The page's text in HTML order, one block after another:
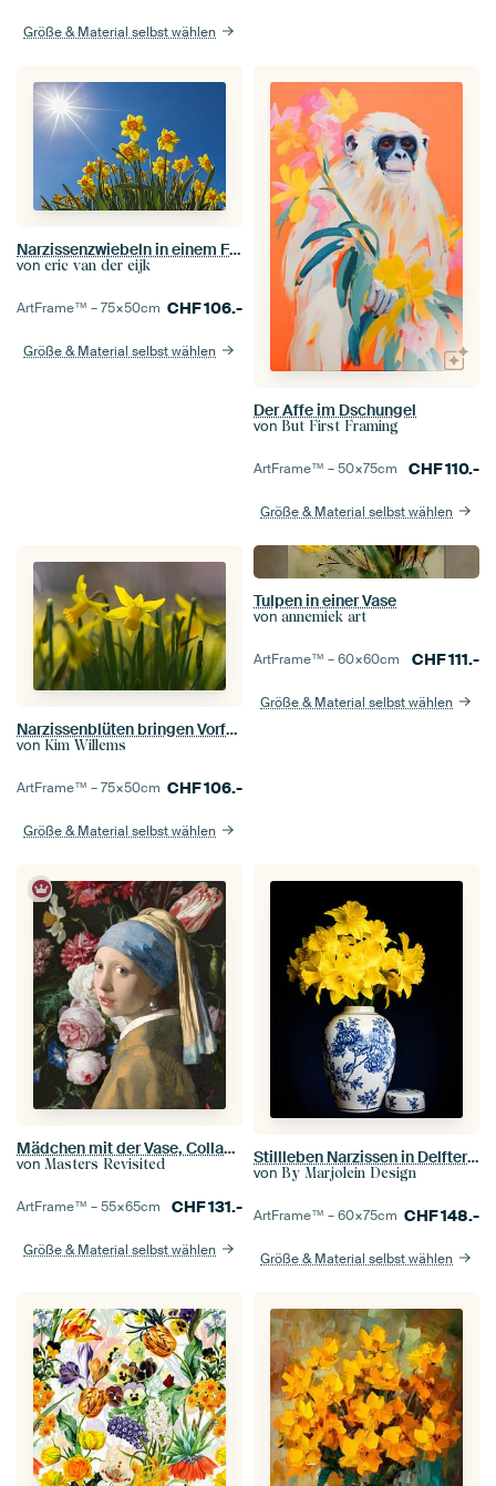
Größe & Material selbst wählen
Narzissenzwiebeln in einem Feld
von eric van der eijk
ArtFrame™ –75×50cm CHF106.-
Größe & Material selbst wählen
Der Affe im Dschungel
von But First Framing
ArtFrame™ –50×75cm CHF110.-
Größe & Material selbst wählen
Narzissenblüten bringen Vorfrühling und Frühling.
von Kim Willems
ArtFrame™ –75×50cm CHF106.-
Größe & Material selbst wählen
Tulpen in einer Vase
von annemiek art
ArtFrame™ –60×60cm CHF111.-
Größe & Material selbst wählen
Mädchen mit der Vase, Collage nach Vermeer und de Heem
von Masters Revisited
ArtFrame™ –55×65cm CHF131.-
Größe & Material selbst wählen
Stillleben Narzissen in Delfter Blau
von By Marjolein Design
ArtFrame™ –60×75cm CHF148.-
Größe & Material selbst wählen